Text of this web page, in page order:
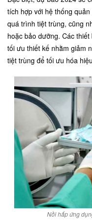
tích hợp với hệ thống
quá trình tiệt trùng, cũng
hoặc bảo dưỡng. Các
tối ưu thiết kế nhằm giảm
tiệt trùng để tối ưu hóa
Nồi hấp ứng